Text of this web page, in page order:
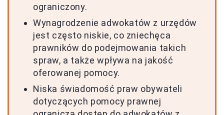
ograniczony.
Wynagrodzenie adwokatów z urzędów
jest często niskie, co zniechęca
prawników do podejmowania takich
spraw, a także wpływa na jakość
oferowanej pomocy.
Niska świadomość praw obywateli
dotyczących pomocy prawnej